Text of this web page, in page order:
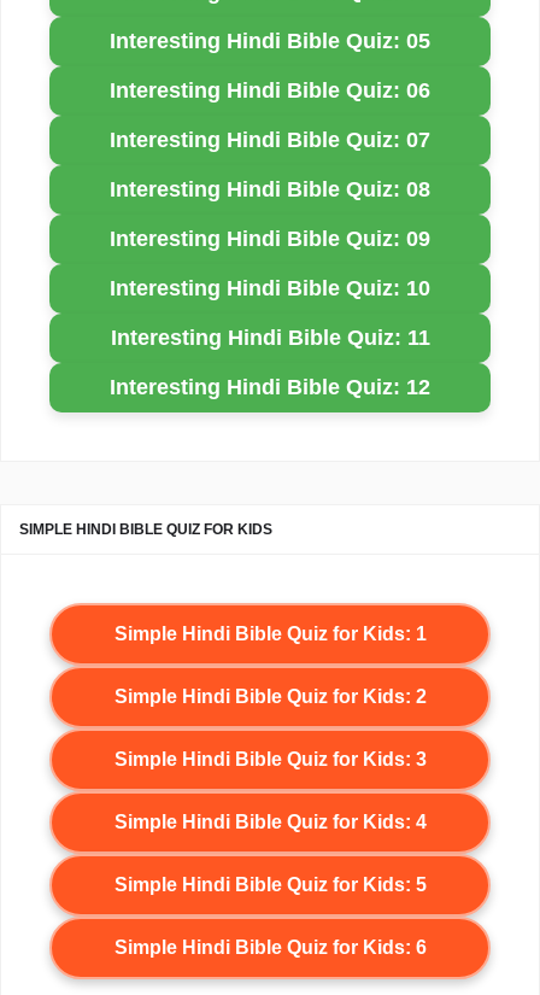
Interesting Hindi Bible Quiz: 05
Interesting Hindi Bible Quiz: 06
Interesting Hindi Bible Quiz: 07
Interesting Hindi Bible Quiz: 08
Interesting Hindi Bible Quiz: 09
Interesting Hindi Bible Quiz: 10
Interesting Hindi Bible Quiz: 11
Interesting Hindi Bible Quiz: 12
SIMPLE HINDI BIBLE QUIZ FOR KIDS
Simple Hindi Bible Quiz for Kids: 1
Simple Hindi Bible Quiz for Kids: 2
Simple Hindi Bible Quiz for Kids: 3
Simple Hindi Bible Quiz for Kids: 4
Simple Hindi Bible Quiz for Kids: 5
Simple Hindi Bible Quiz for Kids: 6